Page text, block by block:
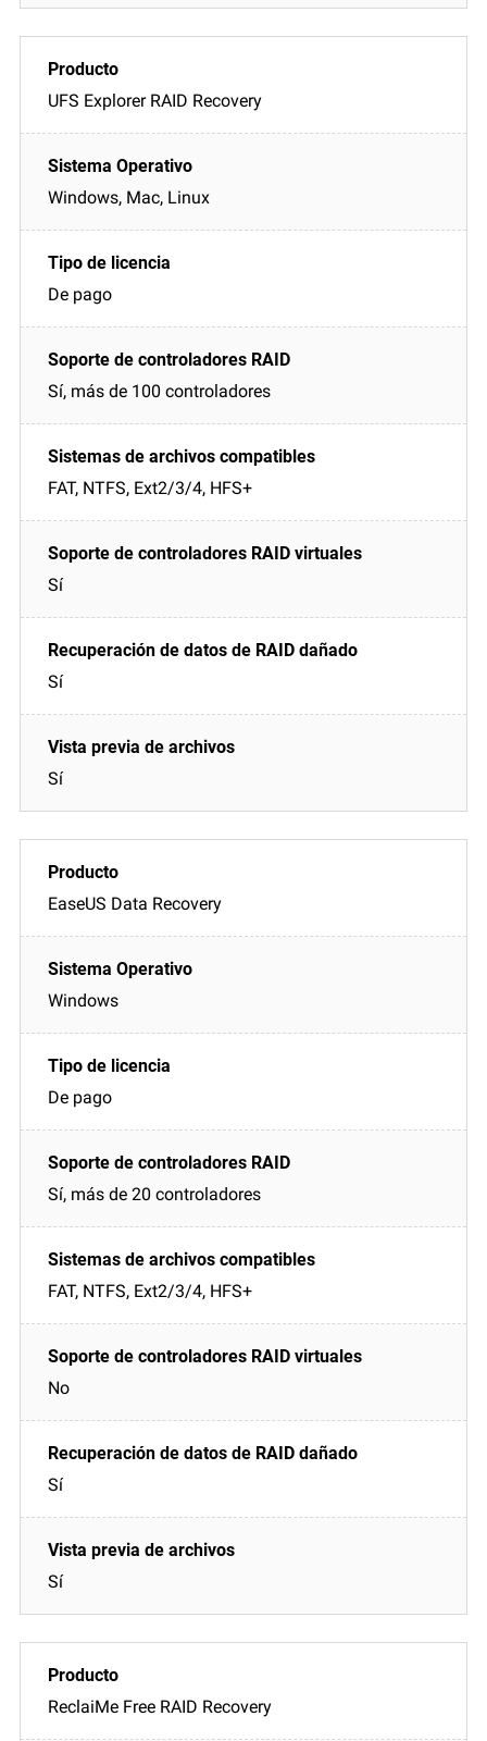
UFS Explorer RAID Recovery
Windows, Mac, Linux
De pago
Sí, más de 100 controladores
FAT, NTFS, Ext2/3/4, HFS+
Sí
Sí
Sí
EaseUS Data Recovery
Windows
De pago
Sí, más de 20 controladores
FAT, NTFS, Ext2/3/4, HFS+
No
Sí
Sí
ReclaiMe Free RAID Recovery